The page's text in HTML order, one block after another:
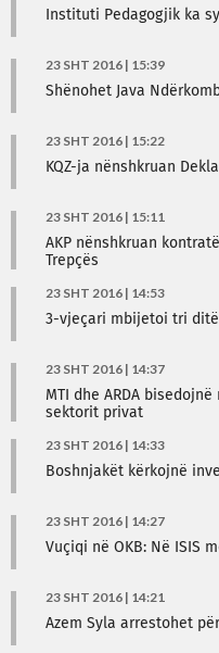
Instituti Pedagogjik ka
23 SHT 2016 | 15:39
Shënohet Java
23 SHT 2016 | 15:22
KQZ-ja nënshkruan
23 SHT 2016 | 15:11
AKP nënshkruan
Trepçës
23 SHT 2016 | 14:53
3-vjeçari mbijetoi tri
23 SHT 2016 | 14:37
MTI dhe ARDA
sektorit privat
23 SHT 2016 | 14:33
Boshnjakët kërkojnë
23 SHT 2016 | 14:27
Vuçiqi në OKB: Në ISIS
23 SHT 2016 | 14:21
Azem Syla arrestohet